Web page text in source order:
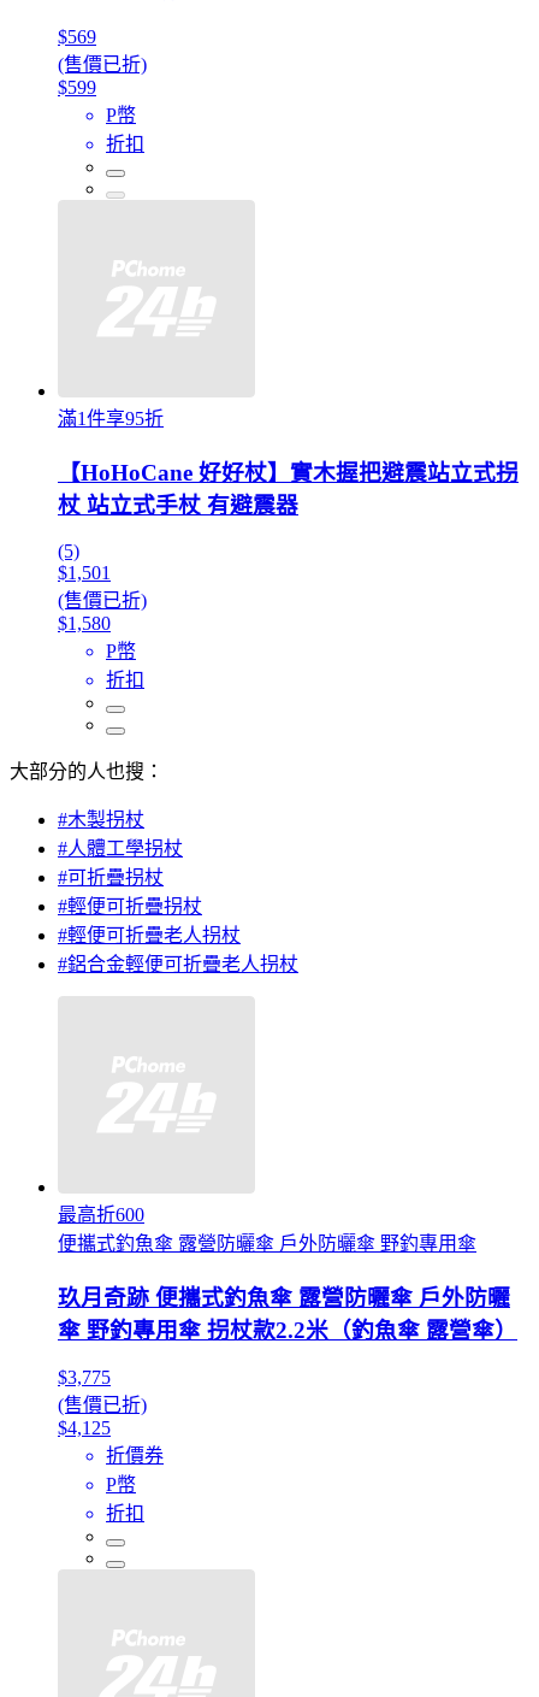
$569
(售價已折)
$599
P幣
折扣
滿1件享95折
【HoHoCane 好好杖】實木握把避震站立式拐
杖 站立式手杖 有避震器
(5)
$1,501
(售價已折)
$1,580
P幣
折扣
大部分的人也搜：
#木製拐杖
#人體工學拐杖
#可折疊拐杖
#輕便可折疊拐杖
#輕便可折疊老人拐杖
#鋁合金輕便可折疊老人拐杖
最高折600
便攜式釣魚傘 露營防曬傘 戶外防曬傘 野釣專用傘
玖月奇跡 便攜式釣魚傘 露營防曬傘 戶外防曬
傘 野釣專用傘 拐杖款2.2米（釣魚傘 露營傘）
$3,775
(售價已折)
$4,125
折價券
P幣
折扣